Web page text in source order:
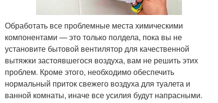
Обработать все проблемные места химическими
компонентами — это только полдела, пока вы не
установите бытовой вентилятор для качественной
вытяжки застоявшегося воздуха, вам не решить этих
проблем. Кроме этого, необходимо обеспечить
нормальный приток свежего воздуха для туалета и
ванной комнаты, иначе все усилия будут напрасными.